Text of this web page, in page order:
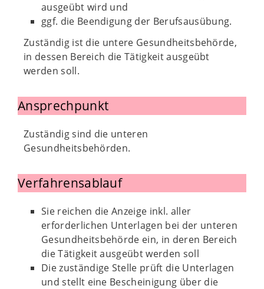
ausgeübt wird und
ggf. die Beendigung der Berufsausübung.
Zuständig ist die untere Gesundheitsbehörde,
in dessen Bereich die Tätigkeit ausgeübt
werden soll.
Ansprechpunkt
Zuständig sind die unteren
Gesundheitsbehörden.
Verfahrensablauf
Sie reichen die Anzeige inkl. aller
erforderlichen Unterlagen bei der unteren
Gesundheitsbehörde ein, in deren Bereich
die Tätigkeit ausgeübt werden soll
Die zuständige Stelle prüft die Unterlagen
und stellt eine Bescheinigung über die